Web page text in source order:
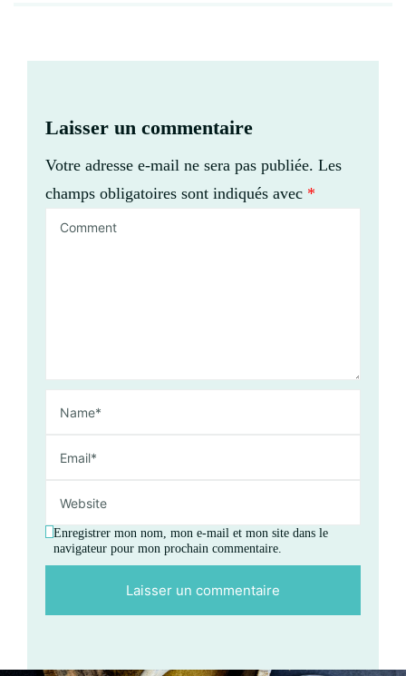
Laisser un commentaire
Votre adresse e-mail ne sera pas publiée. Les
champs obligatoires sont indiqués avec *
Enregistrer mon nom, mon e-mail et mon site dans le
navigateur pour mon prochain commentaire.